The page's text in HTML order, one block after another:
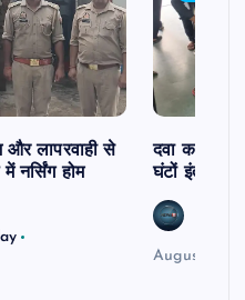
लापरवाही से
नर्सिंग होम
दवा कक्ष में
घंटों इंतजार
August 6,